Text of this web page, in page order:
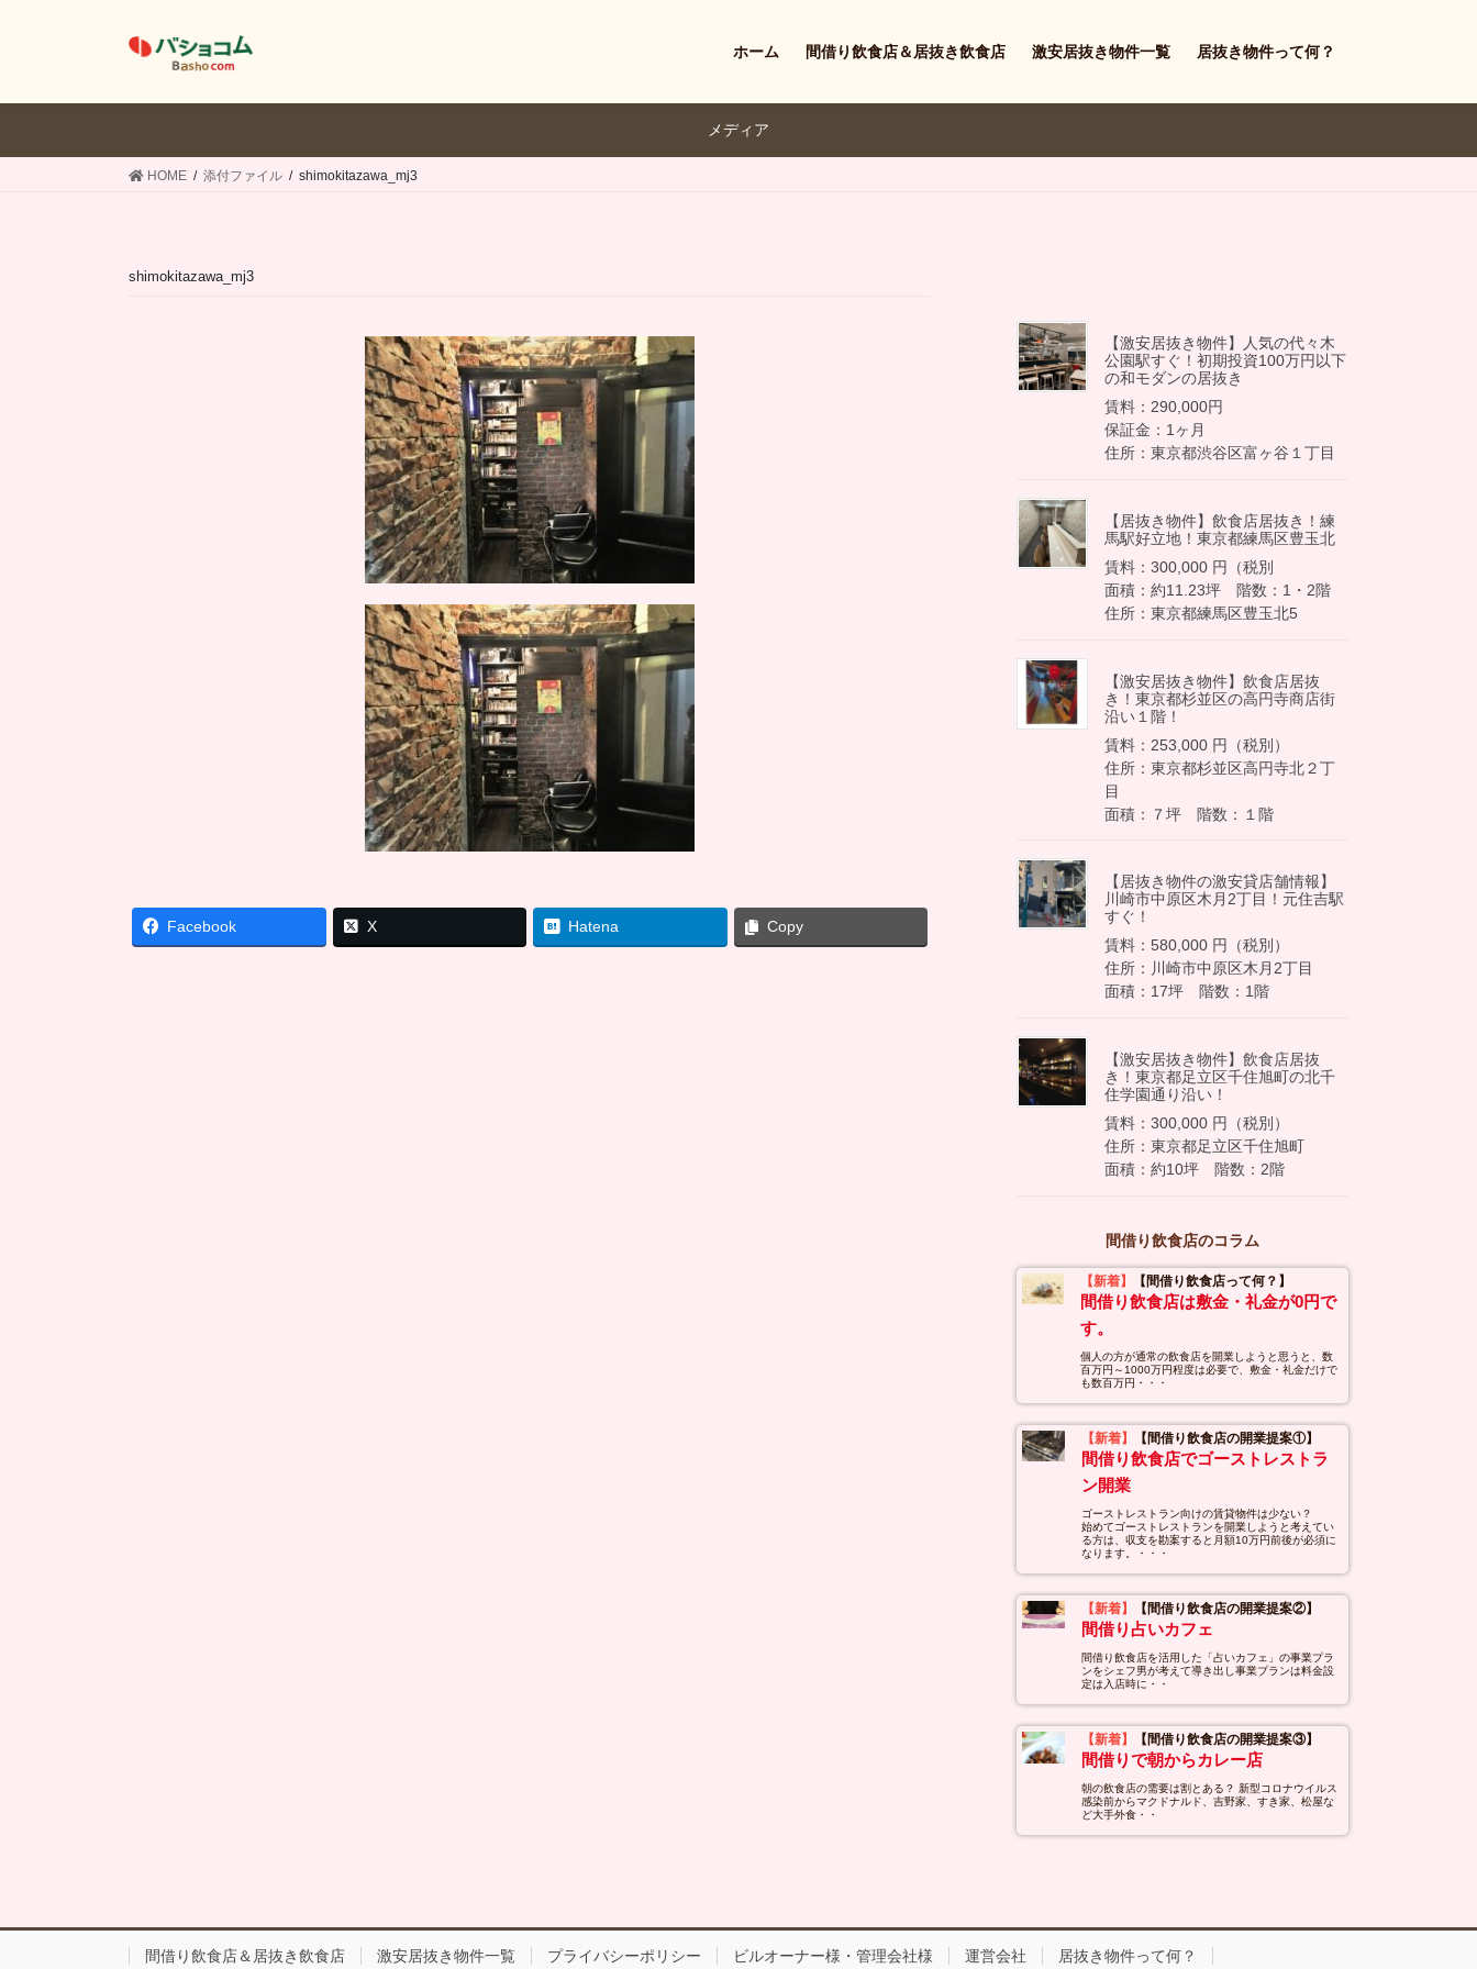
ホーム 間借り飲食店＆居抜き飲食店 激安居抜き物件一覧 居抜き物件って何？
メディア
HOME 添付ファイル shimokitazawa_mj3
shimokitazawa_mj3
Facebook X Hatena Copy
【激安居抜き物件】人気の代々木
公園駅すぐ！初期投資100万円以下
の和モダンの居抜き
賃料：290,000円
保証金：1ヶ月
住所：東京都渋谷区富ヶ谷１丁目
【居抜き物件】飲食店居抜き！練
馬駅好立地！東京都練馬区豊玉北
賃料：300,000 円（税別
面積：約11.23坪 階数：1・2階
住所：東京都練馬区豊玉北5
【激安居抜き物件】飲食店居抜
き！東京都杉並区の高円寺商店街
沿い１階！
賃料：253,000 円（税別）
住所：東京都杉並区高円寺北２丁
目
面積：７坪 階数：１階
【居抜き物件の激安貸店舗情報】
川崎市中原区木月2丁目！元住吉駅
すぐ！
賃料：580,000 円（税別）
住所：川崎市中原区木月2丁目
面積：17坪 階数：1階
【激安居抜き物件】飲食店居抜
き！東京都足立区千住旭町の北千
住学園通り沿い！
賃料：300,000 円（税別）
住所：東京都足立区千住旭町
面積：約10坪 階数：2階
間借り飲食店のコラム
【新着】 【間借り飲食店って何？】
間借り飲食店は敷金・礼金が0円で
す。
個人の方が通常の飲食店を開業しようと思うと、数
百万円～1000万円程度は必要で、敷金・礼金だけで
も数百万円・・・
【新着】 【間借り飲食店の開業提案①】
間借り飲食店でゴーストレストラ
ン開業
ゴーストレストラン向けの賃貸物件は少ない？
始めてゴーストレストランを開業しようと考えてい
る方は、収支を勘案すると月額10万円前後が必須に
なります。・・・
【新着】 【間借り飲食店の開業提案②】
間借り占いカフェ
間借り飲食店を活用した「占いカフェ」の事業プラ
ンをシェフ男が考えて導き出し事業プランは料金設
定は入店時に・・
【新着】 【間借り飲食店の開業提案③】
間借りで朝からカレー店
朝の飲食店の需要は割とある？ 新型コロナウイルス
感染前からマクドナルド、吉野家、すき家、松屋な
ど大手外食・・
間借り飲食店＆居抜き飲食店 激安居抜き物件一覧 プライバシーポリシー ビルオーナー様・管理会社様 運営会社 居抜き物件って何？